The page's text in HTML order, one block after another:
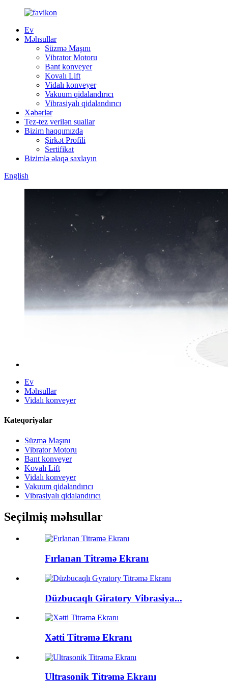
Ev
Məhsullar
Süzmə Maşını
Vibrator Motoru
Bant konveyer
Kovalı Lift
Vidalı konveyer
Vakuum qidalandırıcı
Vibrasiyalı qidalandırıcı
Xəbərlər
Tez-tez verilən suallar
Bizim haqqımızda
Şirkət Profili
Sertifikat
Bizimlə əlaqə saxlayın
English
Ev
Məhsullar
Vidalı konveyer
Kateqoriyalar
Süzmə Maşını
Vibrator Motoru
Bant konveyer
Kovalı Lift
Vidalı konveyer
Vakuum qidalandırıcı
Vibrasiyalı qidalandırıcı
Seçilmiş məhsullar
Fırlanan Titrəmə Ekranı
Düzbucaqlı Giratory Vibrasiya...
Xətti Titrəmə Ekranı
Ultrasonik Titrəmə Ekranı